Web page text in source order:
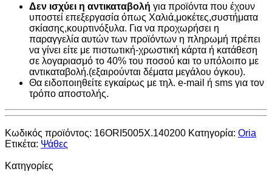
Δεν ισχύει η αντικαταβολή για προϊόντα που έχουν
υποστεί επεξεργασία όπως Χαλιά,μοκέτες,συστήματα
σκίασης,κουρτινόξυλα. Για να προχωρήσει η
παραγγελία αυτών των προϊόντων η πληρωμή πρέπει
να γίνει είτε με πιστωτική-χρωστική κάρτα ή κατάθεση
σε λογαριασμό το 40% του ποσού και το υπόλοιπο με
αντικαταβολή.(εξαιρούνται δέματα μεγάλου όγκου).
Θα ειδοποιηθείτε εγκαίρως με τηλ. e-mail ή sms για τον
τρόπο αποστολής.
Κωδικός προϊόντος: 16ORI5005X.140200 Κατηγορία: Oria
Ετικέτα: Ψάθες
Κατηγορίες